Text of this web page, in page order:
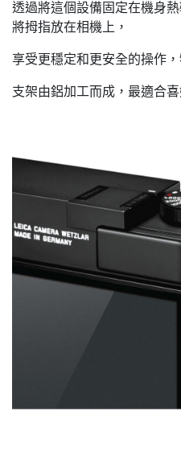
透過將這個設備固定在機身
將拇指放在相機上，
享受更穩定和更安全的操作
支架由鋁加工而成，最適合